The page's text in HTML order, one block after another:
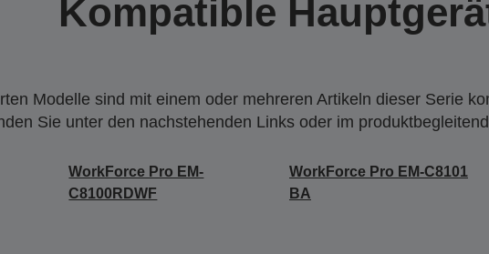
Kompatible
Modelle sind mit einem oder mehreren Artikeln dieser Serie
Sie unter den nachstehenden Links oder im
WorkForce Pro EM-
C8100RDWF
WorkForce Pro EM-C8101
BA